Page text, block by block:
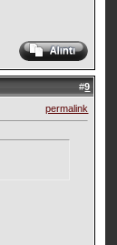
#9
permalink